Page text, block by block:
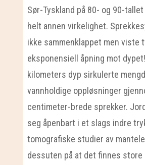
Sør-Tyskland på 80- og 90-
helt annen virkelighet.
ikke sammenklappet men viste
eksponensiell åpning mot
kilometers dyp sirkulerte
vannholdige oppløsninger
centimeter-brede sprekker.
seg åpenbart i et slags indre
tomografiske studier av
dessuten på at det finnes store